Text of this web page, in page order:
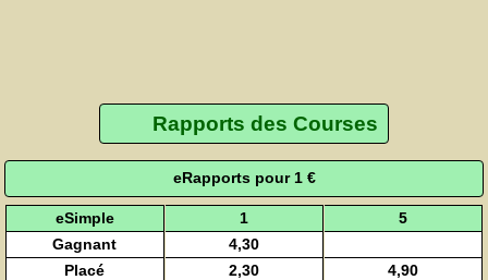
Rapports des Courses
eRapports pour 1 €
eSimple 1
5
Gagnant
4,30
Placé
2,30 4,90